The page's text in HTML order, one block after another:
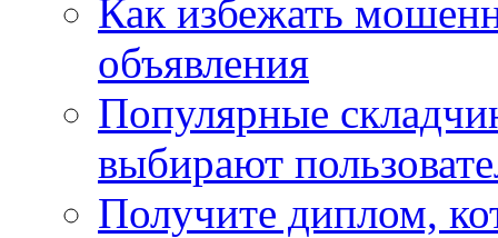
Как избежать
объявления
Популярные
выбирают
Получите диплом,